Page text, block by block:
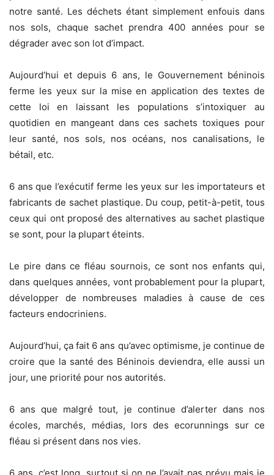
notre santé. Les déchets étant simplement enfouis dans
nos sols, chaque sachet prendra 400 années pour se
dégrader avec son lot d’impact.
Aujourd’hui et depuis 6 ans, le Gouvernement béninois
ferme les yeux sur la mise en application des textes de
cette loi en laissant les populations s’intoxiquer au
quotidien en mangeant dans ces sachets toxiques pour
leur santé, nos sols, nos océans, nos canalisations, le
bétail, etc.
6 ans que l’exécutif ferme les yeux sur les importateurs et
fabricants de sachet plastique. Du coup, petit-à-petit, tous
ceux qui ont proposé des alternatives au sachet plastique
se sont, pour la plupart éteints.
Le pire dans ce fléau sournois, ce sont nos enfants qui,
dans quelques années, vont probablement pour la plupart,
développer de nombreuses maladies à cause de ces
facteurs endocriniens.
Aujourd’hui, ça fait 6 ans qu’avec optimisme, je continue de
croire que la santé des Béninois deviendra, elle aussi un
jour, une priorité pour nos autorités.
6 ans que malgré tout, je continue d’alerter dans nos
écoles, marchés, médias, lors des ecorunnings sur ce
fléau si présent dans nos vies.